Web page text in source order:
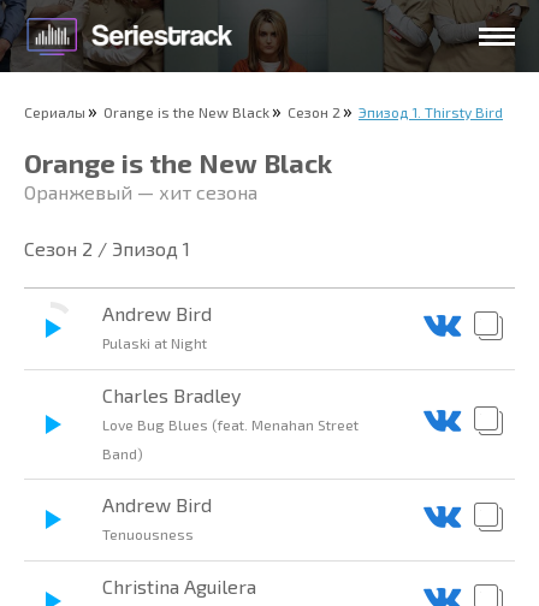
Сериалы Orange is the New Black Сезон 2 Эпизод 1. Thirsty Bird
Orange is the New Black
Оранжевый — хит сезона
Сезон 2 / Эпизод 1
Andrew Bird
Pulaski at Night
Charles Bradley
Love Bug Blues (feat. Menahan Street
Band)
Andrew Bird
Tenuousness
Christina Aguilera